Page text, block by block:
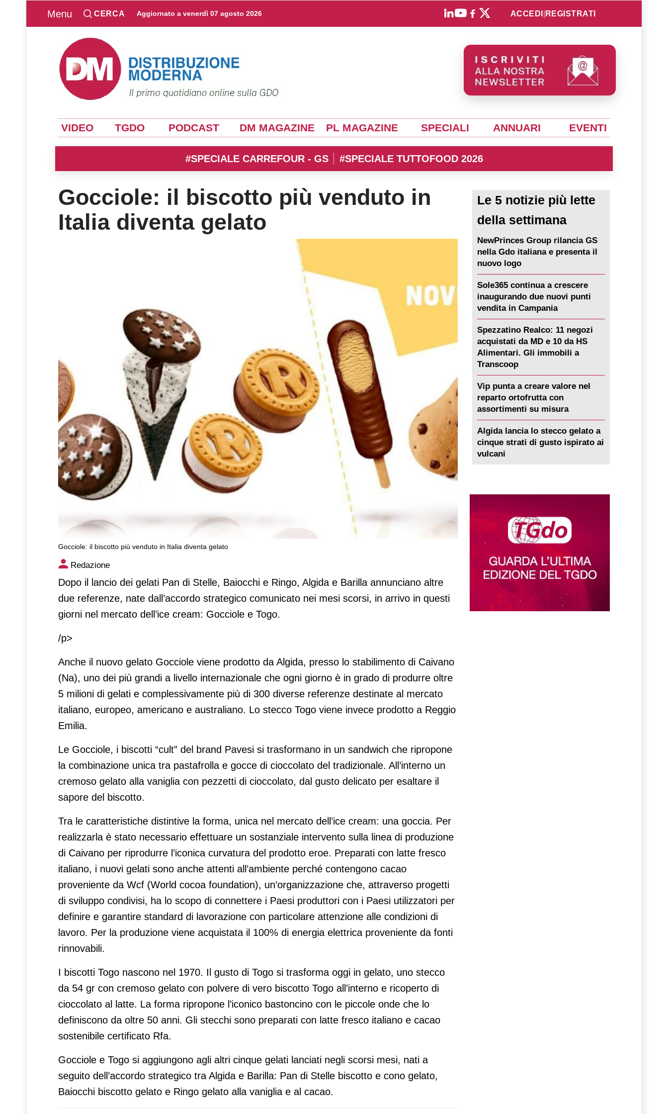
Menu CERCA Aggiornato a venerdì 07 agosto 2026 ACCEDI REGISTRATI
VIDEO TGDO PODCAST DM MAGAZINE PL MAGAZINE SPECIALI ANNUARI EVENTI
#SPECIALE CARREFOUR - GS #SPECIALE TUTTOFOOD 2026
Gocciole: il biscotto più venduto in
Italia diventa gelato
Gocciole: il biscotto più venduto in Italia diventa gelato
Gocciole: il biscotto più venduto in Italia diventa gelato
Redazione
Dopo il lancio dei gelati Pan di Stelle, Baiocchi e Ringo, Algida e Barilla annunciano altre
due referenze, nate dall’accordo strategico comunicato nei mesi scorsi, in arrivo in questi
giorni nel mercato dell’ice cream: Gocciole e Togo.
/p>
Anche il nuovo gelato Gocciole viene prodotto da Algida, presso lo stabilimento di Caivano
(Na), uno dei più grandi a livello internazionale che ogni giorno è in grado di produrre oltre
5 milioni di gelati e complessivamente più di 300 diverse referenze destinate al mercato
italiano, europeo, americano e australiano. Lo stecco Togo viene invece prodotto a Reggio
Emilia.
Le Gocciole, i biscotti “cult” del brand Pavesi si trasformano in un sandwich che ripropone
la combinazione unica tra pastafrolla e gocce di cioccolato del tradizionale. All’interno un
cremoso gelato alla vaniglia con pezzetti di cioccolato, dal gusto delicato per esaltare il
sapore del biscotto.
Tra le caratteristiche distintive la forma, unica nel mercato dell’ice cream: una goccia. Per
realizzarla è stato necessario effettuare un sostanziale intervento sulla linea di produzione
di Caivano per riprodurre l’iconica curvatura del prodotto eroe. Preparati con latte fresco
italiano, i nuovi gelati sono anche attenti all’ambiente perché contengono cacao
proveniente da Wcf (World cocoa foundation), un’organizzazione che, attraverso progetti
di sviluppo condivisi, ha lo scopo di connettere i Paesi produttori con i Paesi utilizzatori per
definire e garantire standard di lavorazione con particolare attenzione alle condizioni di
lavoro. Per la produzione viene acquistata il 100% di energia elettrica proveniente da fonti
rinnovabili.
I biscotti Togo nascono nel 1970. Il gusto di Togo si trasforma oggi in gelato, uno stecco
da 54 gr con cremoso gelato con polvere di vero biscotto Togo all’interno e ricoperto di
cioccolato al latte. La forma ripropone l’iconico bastoncino con le piccole onde che lo
definiscono da oltre 50 anni. Gli stecchi sono preparati con latte fresco italiano e cacao
sostenibile certificato Rfa.
Gocciole e Togo si aggiungono agli altri cinque gelati lanciati negli scorsi mesi, nati a
seguito dell’accordo strategico tra Algida e Barilla: Pan di Stelle biscotto e cono gelato,
Baiocchi biscotto gelato e Ringo gelato alla vaniglia e al cacao.
Le 5 notizie più lette
della settimana
NewPrinces Group rilancia GS
nella Gdo italiana e presenta il
nuovo logo
Sole365 continua a crescere
inaugurando due nuovi punti
vendita in Campania
Spezzatino Realco: 11 negozi
acquistati da MD e 10 da HS
Alimentari. Gli immobili a
Transcoop
Vip punta a creare valore nel
reparto ortofrutta con
assortimenti su misura
Algida lancia lo stecco gelato a
cinque strati di gusto ispirato ai
vulcani